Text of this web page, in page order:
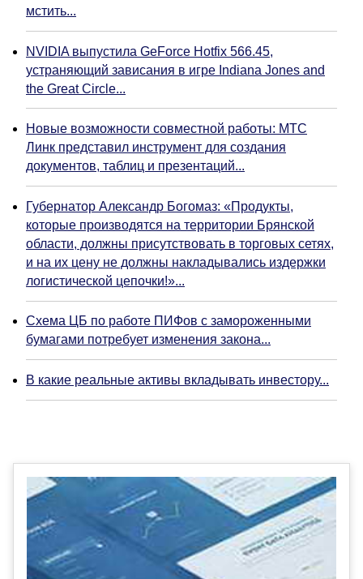
мстить...
NVIDIA выпустила GeForce Hotfix 566.45,
устраняющий зависания в игре Indiana Jones and
the Great Circle...
Новые возможности совместной работы: МТС
Линк представил инструмент для создания
документов, таблиц и презентаций...
Губернатор Александр Богомаз: «Продукты,
которые производятся на территории Брянской
области, должны присутствовать в торговых сетях,
и на их цену не должны накладывались издержки
логистической цепочки!»...
Схема ЦБ по работе ПИФов с замороженными
бумагами потребует изменения закона...
В какие реальные активы вкладывать инвестору...